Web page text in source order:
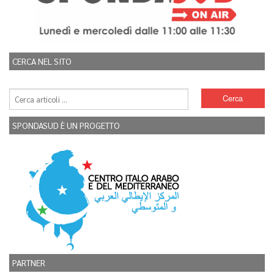
CERCA NEL SITO
SPONDASUD È UN PROGETTO
PARTNER